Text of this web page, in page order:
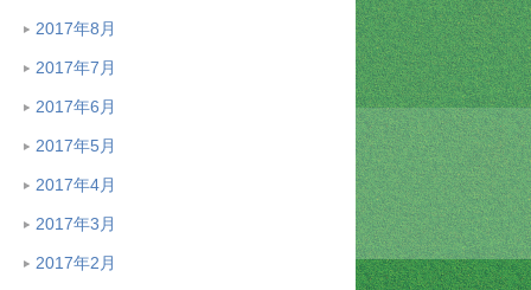
2017年8月
2017年7月
2017年6月
2017年5月
2017年4月
2017年3月
2017年2月